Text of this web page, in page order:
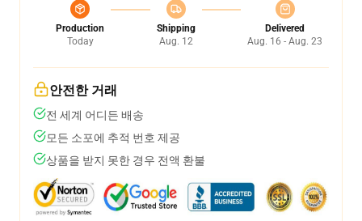
Production
Today
Shipping
Aug. 12
Delivered
Aug. 16 - Aug. 23
안전한 거래
전 세계 어디든 배송
모든 소포에 추적 번호 제공
상품을 받지 못한 경우 전액 환불